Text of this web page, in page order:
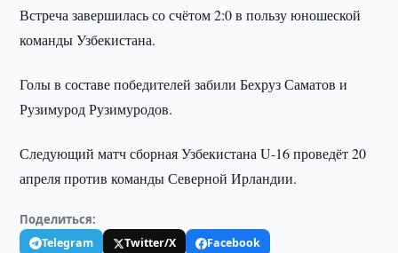
Встреча завершилась со счётом 2:0 в пользу юношеской
команды Узбекистана.
Голы в составе победителей забили Бехруз Саматов и
Рузимурод Рузимуродов.
Следующий матч сборная Узбекистана U-16 проведёт 20
апреля против команды Северной Ирландии.
Поделиться:
Telegram Twitter/X
Facebook